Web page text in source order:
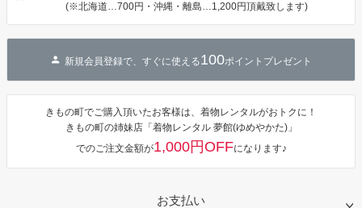
(※北海道…700円・沖縄・離島…1,200円頂戴致します)
新規会員登録で、すぐに使える100ポイントプレゼント
きもの町でご購入頂いたお客様は、着物レンタルがおトクに！
きもの町の姉妹店「着物レンタル 夢館(ゆめやかた)」
でのご注文金額が1,000円OFFになります♪
お支払い